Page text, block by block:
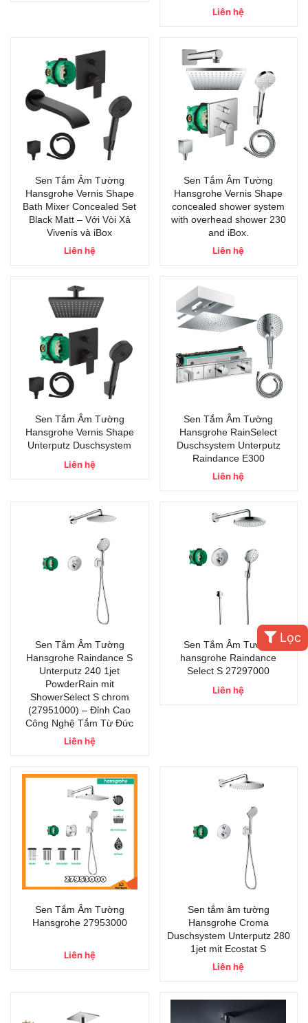
Liên hệ
Sen Tắm Âm Tường
Hansgrohe Vernis Shape
Bath Mixer Concealed Set
Black Matt – Với Vòi Xả
Vivenis và iBox
Liên hệ
Sen Tắm Âm Tường
Hansgrohe Vernis Shape
concealed shower system
with overhead shower 230
and iBox.
Liên hệ
Sen Tắm Âm Tường
Hansgrohe Vernis Shape
Unterputz Duschsystem
Liên hệ
Sen Tắm Âm Tường
Hansgrohe RainSelect
Duschsystem Unterputz
Raindance E300
Liên hệ
Sen Tắm Âm Tường
Hansgrohe Raindance S
Unterputz 240 1jet
PowderRain mit
ShowerSelect S chrom
(27951000) – Đỉnh Cao
Công Nghệ Tắm Từ Đức
Liên hệ
Sen Tắm Âm Tường
hansgrohe Raindance
Select S 27297000
Liên hệ
Sen Tắm Âm Tường
Hansgrohe 27953000
Liên hệ
Sen tắm âm tường
Hansgrohe Croma
Duschsystem Unterputz 280
1jet mit Ecostat S
Liên hệ
Lọc